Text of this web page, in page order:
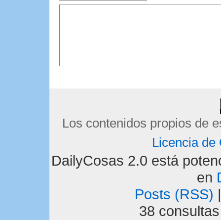
Los contenidos propios de
Licencia de
DailyCosas 2.0 está
en
Posts (RSS)
38